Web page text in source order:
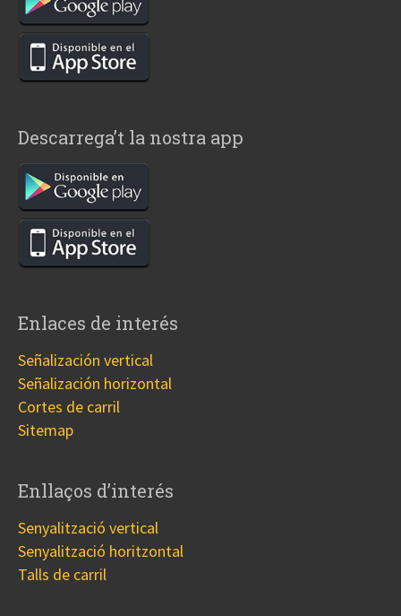
Descarrega’t la nostra app
Enlaces de interés
Señalización vertical
Señalización horizontal
Cortes de carril
Sitemap
Enllaços d’interés
Senyalització vertical
Senyalització horitzontal
Talls de carril